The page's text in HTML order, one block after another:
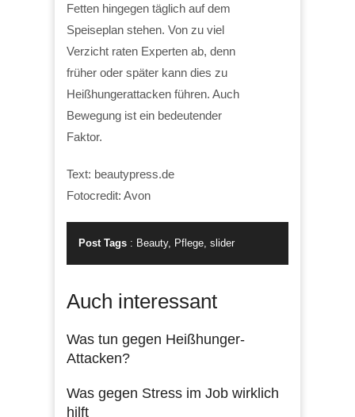
Fetten hingegen täglich auf dem
Speiseplan stehen. Von zu viel
Verzicht raten Experten ab, denn
früher oder später kann dies zu
Heißhungerattacken führen. Auch
Bewegung ist ein bedeutender
Faktor.
Text: beautypress.de
Fotocredit: Avon
Post Tags : Beauty, Pflege slider
Auch interessant
Was tun gegen Heißhunger-
Attacken?
Was gegen Stress im Job wirklich
hilft